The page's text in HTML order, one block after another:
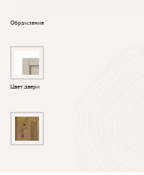
Обрамление
Цвет двери